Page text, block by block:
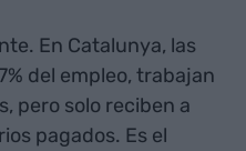
En Catalunya, las
del empleo, trabajan
pero solo reciben a
pagados. Es el